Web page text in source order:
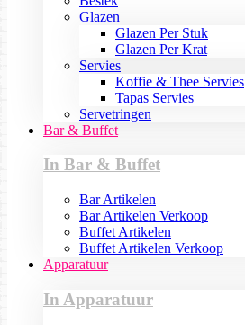
Glazen
Glazen Per Stuk
Glazen Per Krat
Servies
Koffie & Thee Servies
Tapas Servies
Servetringen
Bar & Buffet
In Bar & Buffet
Bar Artikelen
Bar Artikelen Verkoop
Buffet Artikelen
Buffet Artikelen Verkoop
Apparatuur
In Apparatuur